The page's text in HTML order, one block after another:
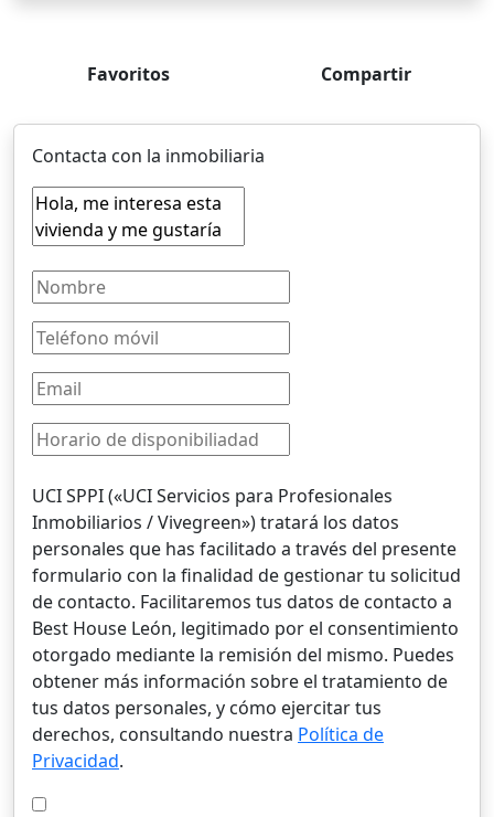
Favoritos Compartir
Contacta con la inmobiliaria
UCI SPPI («UCI Servicios para Profesionales
Inmobiliarios / Vivegreen») tratará los datos
personales que has facilitado a través del presente
formulario con la finalidad de gestionar tu solicitud
de contacto. Facilitaremos tus datos de contacto a
Best House León, legitimado por el consentimiento
otorgado mediante la remisión del mismo. Puedes
obtener más información sobre el tratamiento de
tus datos personales, y cómo ejercitar tus
derechos, consultando nuestra Política de
Privacidad.